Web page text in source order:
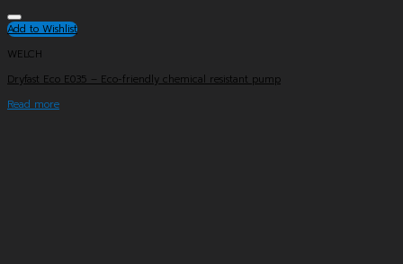
Add to Wishlist
WELCH
Dryfast Eco E035 – Eco-friendly chemical resistant pump
Read more